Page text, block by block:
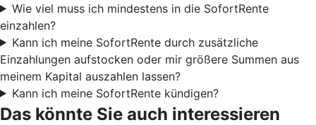
Wie viel muss ich mindestens in die SofortRente
einzahlen?
Kann ich meine SofortRente durch zusätzliche
Einzahlungen aufstocken oder mir größere Summen aus
meinem Kapital auszahlen lassen?
Kann ich meine SofortRente kündigen?
Das könnte Sie auch interessieren